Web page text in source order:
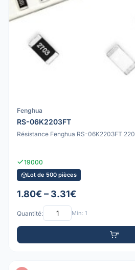
Fenghua
RS-06K2203FT
Résistance Fenghua RS-06K2203FT
19000
Lot de 500 pièces
1.80€ – 3.31€
Quantité: Min: 1